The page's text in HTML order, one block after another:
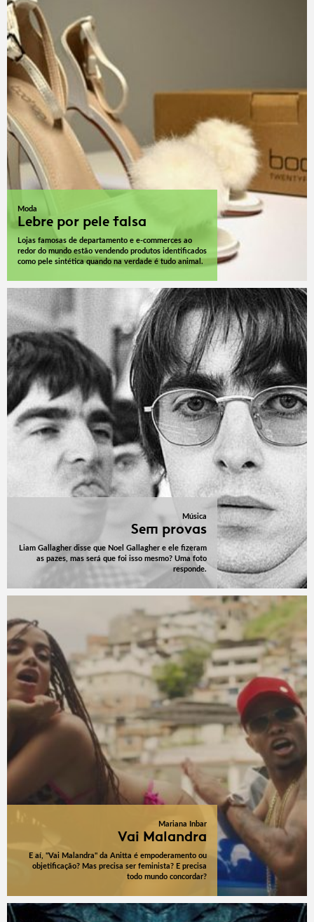
Moda
Lebre por pele falsa
Lojas famosas de departamento e e-commerces ao
redor do mundo estão vendendo produtos identificados
como pele sintética quando na verdade é tudo animal.
Música
Sem provas
Liam Gallagher disse que Noel Gallagher e ele fizeram
as pazes, mas será que foi isso mesmo? Uma foto
responde.
Mariana Inbar
Vai Malandra
E aí, "Vai Malandra" da Anitta é empoderamento ou
objetificação? Mas precisa ser feminista? E precisa
todo mundo concordar?